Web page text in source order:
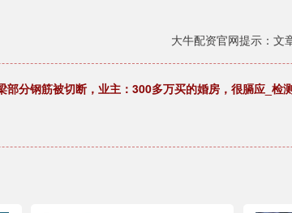
大牛配资官网提示：文
部分钢筋被切断，业主：300多万买的婚房，很膈应_检